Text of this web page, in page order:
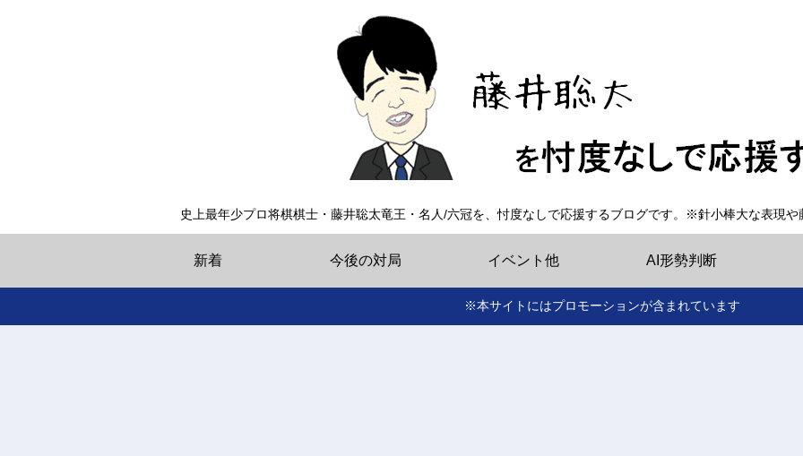
史上最年少プロ将棋棋士・藤井聡太竜王・名人/六冠を、忖度なしで応援するブログです。※針小棒大な表現
新着 今後の対局 イベント他 AI形勢判断
※本サイトにはプロモーションが含まれています